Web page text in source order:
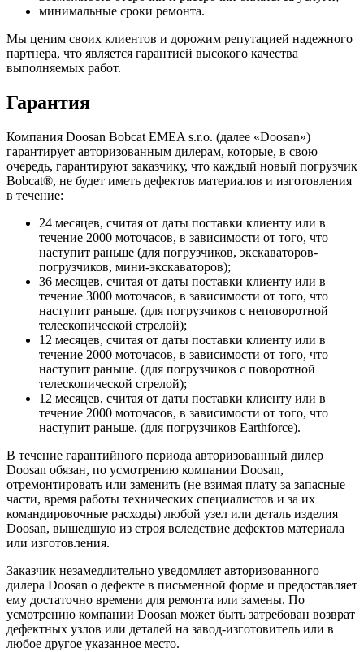
минимальные сроки ремонта.
Мы ценим своих клиентов и дорожим репутацией надежного
партнера, что является гарантией высокого качества
выполняемых работ.
Гарантия
Компания Doosan Bobcat EMEA s.r.o. (далее «Doosan»)
гарантирует авторизованным дилерам, которые, в свою
очередь, гарантируют заказчику, что каждый новый погрузчик
Bobcat®, не будет иметь дефектов материалов и изготовления
в течение:
24 месяцев, считая от даты поставки клиенту или в
течение 2000 моточасов, в зависимости от того, что
наступит раньше (для погрузчиков, экскаваторов-
погрузчиков, мини-экскаваторов);
36 месяцев, считая от даты поставки клиенту или в
течение 3000 моточасов, в зависимости от того, что
наступит раньше. (для погрузчиков с неповоротной
телескопической стрелой);
12 месяцев, считая от даты поставки клиенту или в
течение 2000 моточасов, в зависимости от того, что
наступит раньше. (для погрузчиков с поворотной
телескопической стрелой);
12 месяцев, считая от даты поставки клиенту или в
течение 2000 моточасов, в зависимости от того, что
наступит раньше. (для погрузчиков Earthforce).
В течение гарантийного периода авторизованный дилер
Doosan обязан, по усмотрению компании Doosan,
отремонтировать или заменить (не взимая плату за запасные
части, время работы технических специалистов и за их
командировочные расходы) любой узел или деталь изделия
Doosan, вышедшую из строя вследствие дефектов материала
или изготовления.
Заказчик незамедлительно уведомляет авторизованного
дилера Doosan о дефекте в письменной форме и предоставляет
ему достаточно времени для ремонта или замены. По
усмотрению компании Doosan может быть затребован возврат
дефектных узлов или деталей на завод-изготовитель или в
любое другое указанное место.